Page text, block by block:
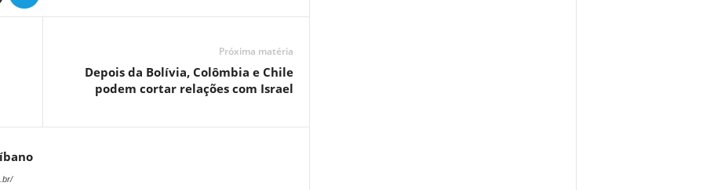
Próxima matéria
Depois da Bolívia, Colômbia e Chile
podem cortar relações com Israel